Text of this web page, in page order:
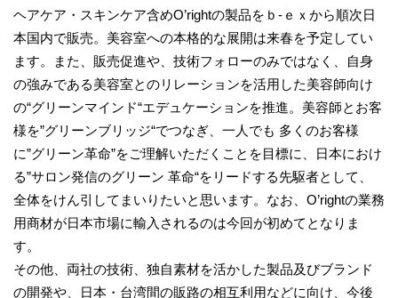
ヘアケア・スキンケア含めO’rightの製品をｂ-ｅｘから順次日
本国内で販売。美容室への本格的な展開は来春を予定してい
ます。また、販売促進や、技術フォローのみではなく、自身
の強みである美容室とのリレーションを活用した美容師向け
の“グリーンマインド“エデュケーションを推進。美容師とお客
様を”グリーンブリッジ“でつなぎ、一人でも 多くのお客様
に”グリーン革命”をご理解いただくことを目標に、日本におけ
る”サロン発信のグリーン 革命“をリードする先駆者として、
全体をけん引してまいりたいと思います。なお、O’rightの業務
用商材が日本市場に輸入されるのは今回が初めてとなりま
す。
その他、両社の技術、独自素材を活かした製品及びブランド
の開発や、日本・台湾間の販路の相互利用などに向け、今後